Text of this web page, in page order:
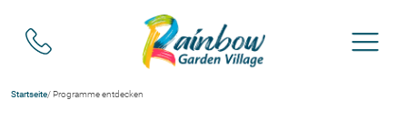
Startseite/ Programme entdecken